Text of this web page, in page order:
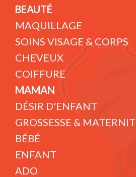
BEAUTÉ
MAQUILLAGE
SOINS VISAGE & CORPS
CHEVEUX
COIFFURE
MAMAN
DÉSIR D'ENFANT
GROSSESSE &
BÉBÉ
ENFANT
ADO